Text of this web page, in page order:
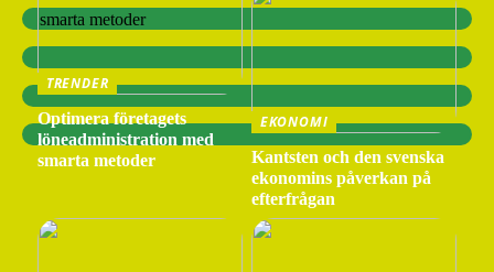
TRENDER
Optimera företagets
löneadministration med
smarta metoder
EKONOMI
Kantsten och den svenska
ekonomins påverkan på
efterfrågan